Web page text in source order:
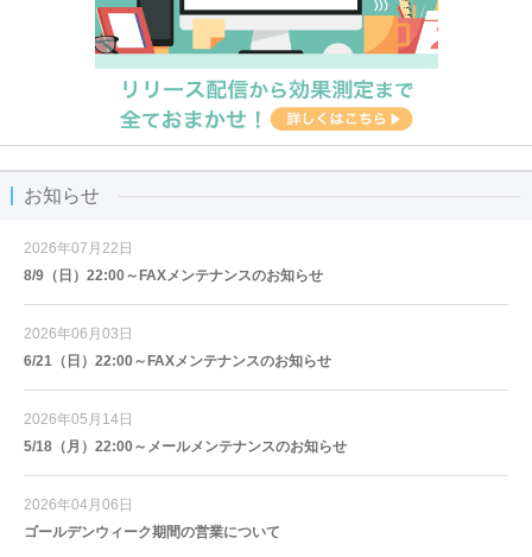
お知らせ
2026年07月22日
8/9（日）22:00～FAXメンテナンスのお知らせ
2026年06月03日
6/21（日）22:00～FAXメンテナンスのお知らせ
2026年05月14日
5/18（月）22:00～メールメンテナンスのお知らせ
2026年04月06日
ゴールデンウィーク期間の営業について